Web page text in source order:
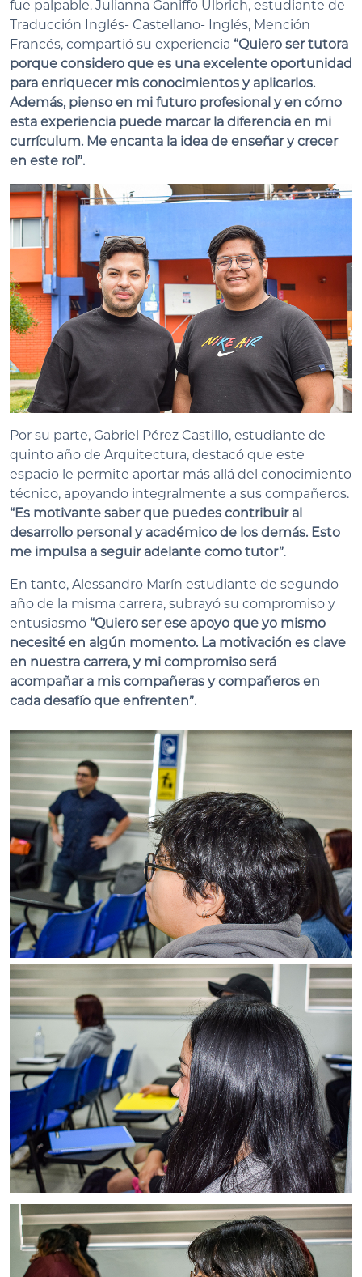
fue palpable. Julianna Ganiffo Ulbrich, estudiante de
Traducción Inglés- Castellano- Inglés, Mención
Francés, compartió su experiencia “Quiero ser tutora
porque considero que es una excelente oportunidad
para enriquecer mis conocimientos y aplicarlos.
Además, pienso en mi futuro profesional y en cómo
esta experiencia puede marcar la diferencia en mi
currículum. Me encanta la idea de enseñar y crecer
en este rol”.
Por su parte, Gabriel Pérez Castillo, estudiante de
quinto año de Arquitectura, destacó que este
espacio le permite aportar más allá del conocimiento
técnico, apoyando integralmente a sus compañeros.
“Es motivante saber que puedes contribuir al
desarrollo personal y académico de los demás. Esto
me impulsa a seguir adelante como tutor”.
En tanto, Alessandro Marín estudiante de segundo
año de la misma carrera, subrayó su compromiso y
entusiasmo “Quiero ser ese apoyo que yo mismo
necesité en algún momento. La motivación es clave
en nuestra carrera, y mi compromiso será
acompañar a mis compañeras y compañeros en
cada desafío que enfrenten”.